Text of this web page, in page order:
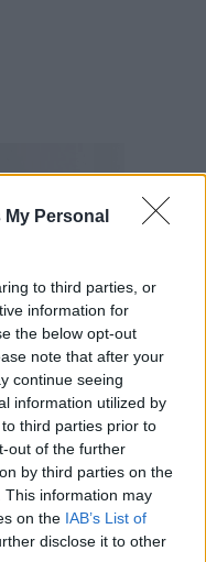
Personal
to third parties, or
information for
the below opt-out
note that after your
continue seeing
information utilized by
third parties prior to
out of the further
by third parties on the
This information may
on the IAB’s List of
disclose it to other